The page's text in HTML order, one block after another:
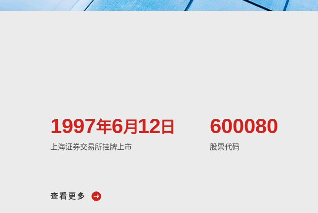
1997年6月 12日
上海证券交易所挂牌上市
600080
股票代码
查看更多